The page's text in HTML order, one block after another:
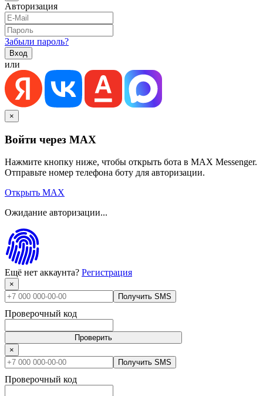
Авторизация
Забыли пароль?
или
×
Войти через MAX
Нажмите кнопку ниже, чтобы открыть бота в MAX Messenger.
Отправьте номер телефона боту для авторизации.
Открыть MAX
Ожидание авторизации...
Ещё нет аккаунта? Регистрация
×
Получить SMS
Проверочный код
Проверить
×
Получить SMS
Проверочный код